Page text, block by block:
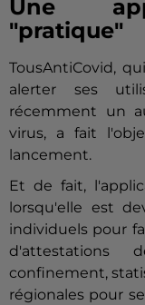
Une
"pratique"
TousAntiCovid,
alerter ses
récemment un
virus, a fait
lancement.
Et de fait,
lorsqu'elle est
individuels pour
d'attestations
confinement,
régionales pour